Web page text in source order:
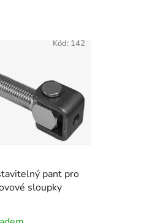
pant pro
sloupky
Kód: 142